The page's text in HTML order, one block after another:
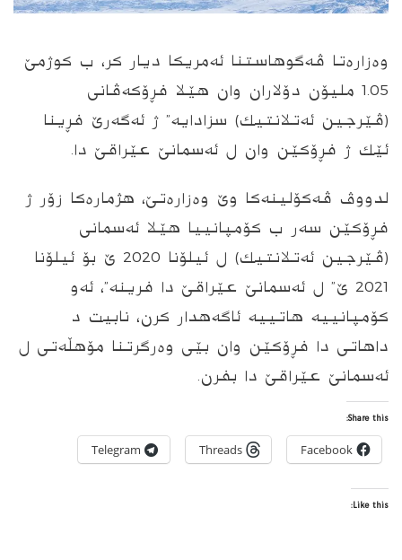
وه‌زاره‌تا ڤه‌گوهاستنا ئه‌مریكا دیار كر، ب كوژمێ
1.05 ملیۆن دۆلاران وان هێلا فڕۆكه‌ڤانی
(ڤێرجین ئه‌تلانتیك) سزادایه‌” ژ ئه‌گه‌رێ فڕینا
ئێك ژ‌ فڕۆكێن وان ل ئه‌سمانێ عێراقێ دا.
لدووڤ ڤه‌كۆلینه‌كا وێ وه‌زاره‌تێ‌، هژماره‌كا زۆر ژ
فڕۆكێن سه‌ر ب‌ كۆمپانییا هێلا ئه‌سمانی
(ڤێرجین ئه‌تلانتیك) ل ئیلۆنا 2020 ێ بۆ ئیلۆنا
2021 ێ” ل ئه‌سمانێ عێراقێ دا فرینه‌”، ئه‌و
كۆمپانییه‌ هاتییه‌‌ ئاگه‌هدار كرن، نابیت د
داهاتی دا فڕۆكێن وان ‌بێی وه‌رگرتنا مۆهڵه‌تی ل
ئه‌سمانێ عێراقێ دا بفرن.
Share this:
Facebook
Threads
Telegram
Like this: